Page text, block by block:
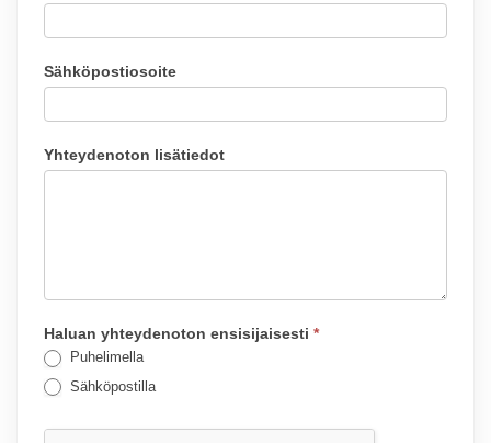
Sähköpostiosoite
Yhteydenoton lisätiedot
Haluan yhteydenoton ensisijaisesti *
Puhelimella
Sähköpostilla